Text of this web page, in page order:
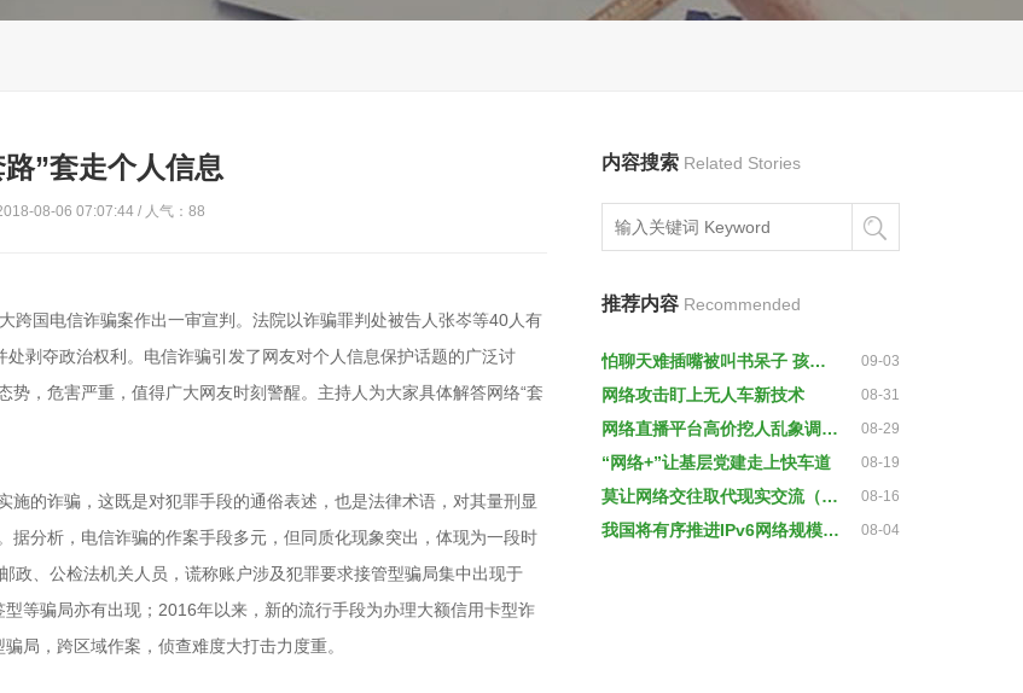
”套走个人信息
08-06 07:07:44 / 人气：88
跨国电信诈骗案作出一审宣判。法院以诈骗罪判处被告人张岑等40人有
剥夺政治权利。电信诈骗引发了网友对个人信息保护话题的广泛讨
，危害严重，值得广大网友时刻警醒。主持人为大家具体解答网络“套
的诈骗，这既是对犯罪手段的通俗表述，也是法律术语，对其量刑显
分析，电信诈骗的作案手段多元，但同质化现象突出，体现为一段时
政、公检法机关人员，谎称账户涉及犯罪要求接管型骗局集中出现于
等骗局亦有出现；2016年以来，新的流行手段为办理大额信用卡型诈
局，跨区域作案，侦查难度大打击力度重。
内容搜索 Related Stories
推荐内容 Recommended
怕聊天难插嘴被叫书呆子 孩子迷网游都有啥理由？ 09-03
网络攻击盯上无人车新技术 08-31
网络直播平台高价挖人乱象调查：互挖墙脚成竞争常态 08-29
“网络+”让基层党建走上快车道 08-19
莫让网络交往取代现实交流（行与思） 08-16
我国将有序推进IPv6网络规模部署 08-04